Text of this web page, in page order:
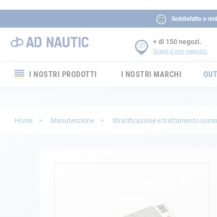
Soddisfatto o
+ di 150 negozi.
Scegli il mio negozio.
I NOSTRI PRODOTTI
Elettricità
I NOSTRI MARCHI
Home Manutenzione Stratificazione e trattamento